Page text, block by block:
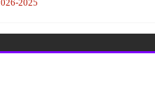
2025-2026